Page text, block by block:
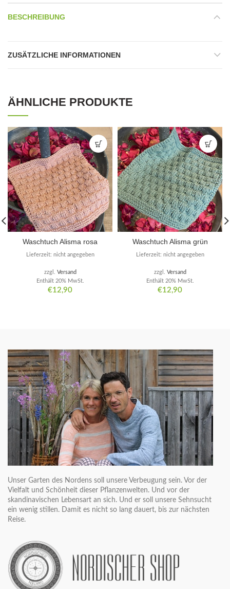
BESCHREIBUNG
ZUSÄTZLICHE INFORMATIONEN
ÄHNLICHE PRODUKTE
Waschtuch Alisma rosa
€12,90
Enthält 20% MwSt.
zzgl. Versand
Lieferzeit: nicht angegeben
Waschtuch Alisma grün
€12,90
Enthält 20% MwSt.
zzgl. Versand
Lieferzeit: nicht angegeben
Unser Garten des Nordens soll unsere Verbeugung sein. Vor der
Vielfalt und Schönheit dieser Pflanzenwelten. Und vor der
skandinavischen Lebensart an sich. Und er soll unsere Sehnsucht
ein wenig stillen. Damit es nicht so lang dauert, bis zur nächsten
Reise.